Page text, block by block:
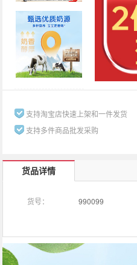
支持淘宝店快速上架和一件发货
支持多件商品批发采购
货品详情
货号： 990099